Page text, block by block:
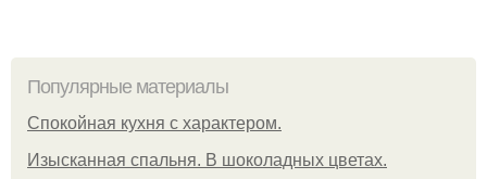
Популярные материалы
Спокойная кухня с характером.
Изысканная спальня. В шоколадных цветах.